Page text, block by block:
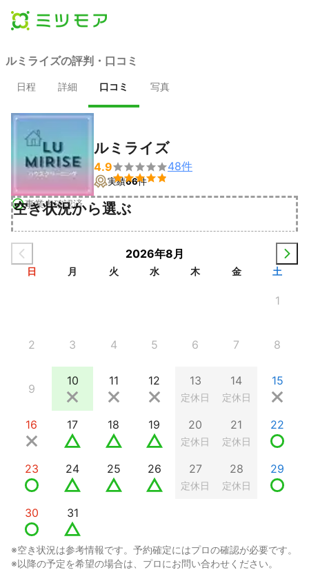
ルミライズの評判・口コミ
日程 詳細 口コミ 写真
事業者確認済
ルミライズ
4.9

48件
実績66件
空き状況から選ぶ
2026年8月
日 月 火 水 木 金 土
1
2 3 4 5 6 7 8
9
10 11 12 13
定休日
14
定休日
15
16 17 18 19 20
定休日
21
定休日
22
23 24 25 26 27
定休日
28
定休日
29
30 31
※空き状況は参考情報です。予約確定にはプロの確認が必要です。
※以降の予定を希望の場合は、プロにお問い合わせください。